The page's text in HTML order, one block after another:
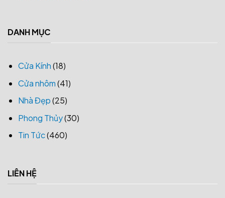
DANH MỤC
Cửa Kính(18)
Cửa nhôm(41)
Nhà Đẹp(25)
Phong Thủy(30)
Tin Tức(460)
LIÊN HỆ